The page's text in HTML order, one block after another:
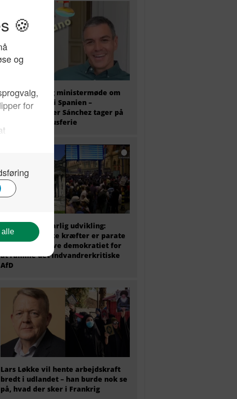
EU holder i dag ministermøde om
migrantkrisen i Spanien –
premierminister Sánchez tager på
fire ugers luksusferie
Tysk politik i farlig udvikling:
Stærke politiske kræfter er parate
til at undergrave demokratiet for
at ramme det indvandrerkritiske
AfD
Lars Løkke vil hente arbejdskraft
bredt i udlandet – han burde nok se
på, hvad der sker i Frankrig